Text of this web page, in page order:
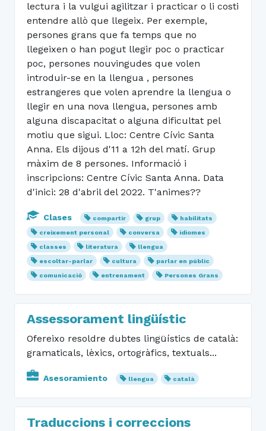
lectura i la vulgui agilitzar i practicar o li costi
entendre allò que llegeix. Per exemple,
persones grans que fa temps que no
llegeixen o han pogut llegir poc o practicar
poc, persones nouvingudes que volen
introduir-se en la llengua , persones
estrangeres que volen aprendre la llengua o
llegir en una nova llengua, persones amb
alguna discapacitat o alguna dificultat pel
motiu que sigui. Lloc: Centre Cívic Santa
Anna. Els dijous d'11 a 12h del matí. Grup
màxim de 8 persones. Informació i
inscripcions: Centre Cívic Santa Anna. Data
d'inici: 28 d'abril del 2022. T'animes??
Clases compartir grup
habilitats
creixement personal
conversa
idiomes
classes
literatura
llengua
escoltar-parlar
cultura
parlar en públic
comunicació
entrenament Persones Grans
Assessorament lingüístic
Ofereixo resoldre dubtes lingüístics de català:
gramaticals, lèxics, ortogràfics, textuals...
Asesoramiento llengua català
Traduccions i correccions